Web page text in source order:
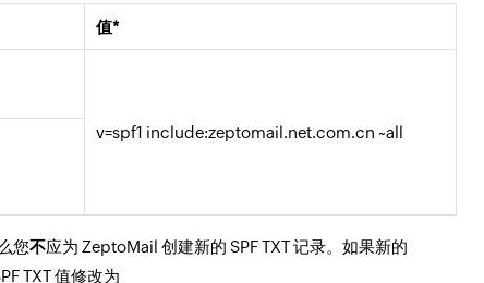
值*
v=spf1 include:zeptomail.net.com.cn ~all
您不应为 ZeptoMail 创建新的 SPF TXT 记录。如果新的
TXT 值修改为